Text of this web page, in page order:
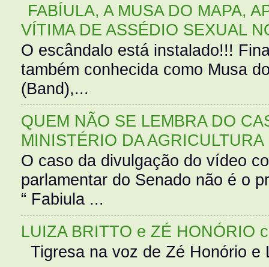
FABÍULA, A MUSA DO MAPA,
VÍTIMA DE ASSÉDIO SEXUAL
O escândalo está instalado!!!
também conhecida como Musa
(Band),...
QUEM NÃO SE LEMBRA DO
MINISTÉRIO DA AGRICULTURA
O caso da divulgação do vídeo
parlamentar do Senado não é o
“ Fabiula ...
LUIZA BRITTO e ZÉ HONÓRIO
Tigresa na voz de Zé Honório